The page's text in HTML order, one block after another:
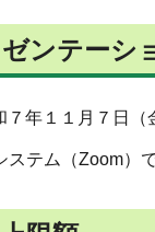
ンテーシ
１１月７日（
ム（Zoom）で